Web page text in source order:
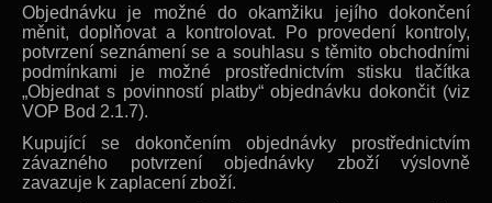
Objednávku je možné do okamžiku jejího dokončení
měnit, doplňovat a kontrolovat. Po provedení kontroly,
potvrzení seznámení se a souhlasu s těmito obchodními
podmínkami je možné prostřednictvím stisku tlačítka
„Objednat s povinností platby“ objednávku dokončit (viz
VOP Bod 2.1.7).
Kupující se dokončením objednávky prostřednictvím
závazného potvrzení objednávky zboží výslovně
zavazuje k zaplacení zboží.